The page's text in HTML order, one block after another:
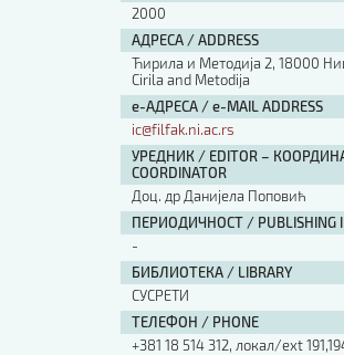
Шаблон прве стране и импресума [B5,
Шаблон прве стране и импресума [B5,
Шаблон прве стране и импресума [B5,
Етички кодекс
ПРЕТРАГА ИЗДАЊА
Наслов или део наслова
2000
АДРЕСА / ADDRESS
Ћирила и Методија 2, 18000
Cirila and Metodija
е-АДРЕСА / e-MAIL ADDRESS
ic@filfak.ni.ac.rs
УРЕДНИК / EDITOR –
COORDINATOR
Доц. др Данијела Поповић
ПЕРИОДИЧНОСТ / PUBLISHING
-
БИБЛИОТЕКА / LIBRARY
СУСРЕТИ
ТЕЛЕФОН / PHONE
+381 18 514 312, локал/ext